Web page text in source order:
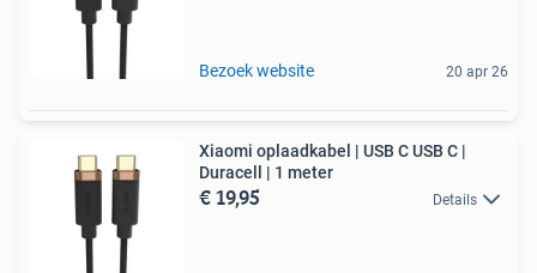
Bezoek website 20 apr 26
Xiaomi oplaadkabel | USB C USB C |
Duracell | 1 meter
€ 19,95 Details